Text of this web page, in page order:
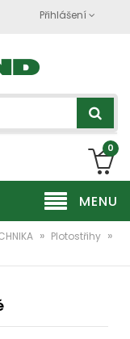
Přihlášení
0
MENU
» Plotostřihy »